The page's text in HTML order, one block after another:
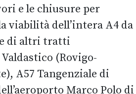
e le chiusure per
viabilità dell’intera A4 da
e di altri tratti
(Rovigo-
A57 Tangenziale di
Marco Polo di